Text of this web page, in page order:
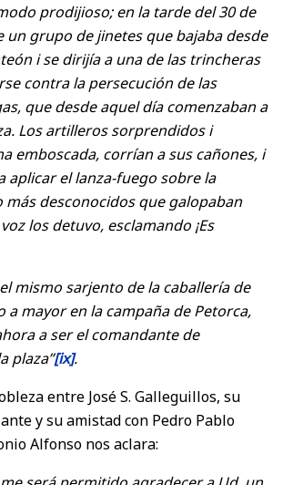
prodijioso; en la tarde del 30 de
un grupo de jinetes que bajaba desde
i se dirijía a una de las trincheras
contra la persecución de las
que desde aquel día comenzaban a
Los artilleros sorprendidos i
emboscada, corrían a sus cañones, i
aplicar el lanza-fuego sobre la
más desconocidos que galopaban
los detuvo, esclamando ¡Es
mismo sarjento de la caballería de
a mayor en la campaña de Petorca,
a ser el comandante de
plaza”[ix].
entre José S. Galleguillos, su
y su amistad con Pedro Pablo
Alfonso nos aclara: